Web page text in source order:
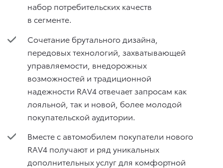
набор потребительских качеств
в сегменте.
Сочетание брутального дизайна,
передовых технологий, захватывающей
управляемости, внедорожных
возможностей и традиционной
надежности RAV4 отвечает запросам как
лояльной, так и новой, более молодой
покупательской аудитории.
Вместе с автомобилем покупатели нового
RAV4 получают и ряд уникальных
дополнительных услуг для комфортной